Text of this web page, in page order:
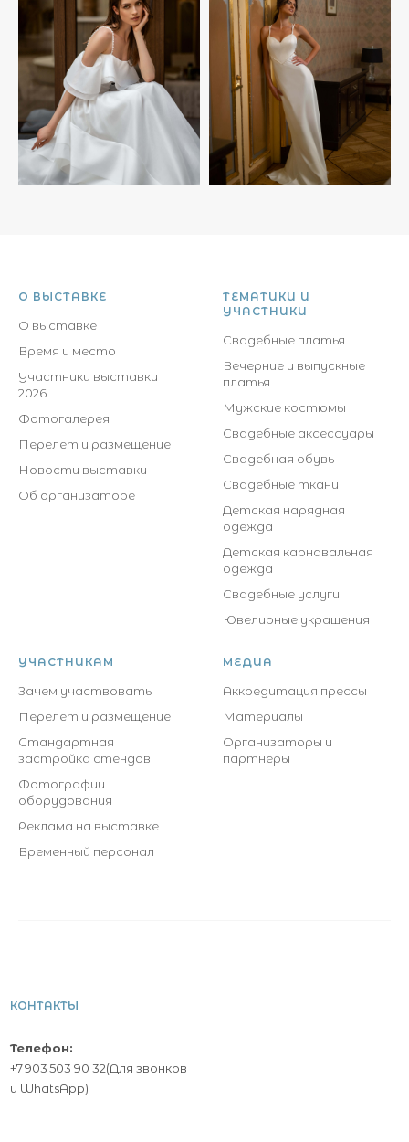
О ВЫСТАВКЕ
О выставке
Время и место
Участники выставки
2026
Фотогалерея
Перелет и размещение
Новости выставки
Об организаторе
ТЕМАТИКИ И
УЧАСТНИКИ
Свадебные платья
Вечерние и выпускные
платья
Мужские костюмы
Свадебные аксессуары
Свадебная обувь
Свадебные ткани
Детская нарядная
одежда
Детская карнавальная
одежда
Свадебные услуги
Ювелирные украшения
УЧАСТНИКАМ
Зачем участвовать
Перелет и размещение
Стандартная
застройка стендов
Фотографии
оборудования
Реклама на выставке
Временный персонал
МЕДИА
Аккредитация прессы
Материалы
Организаторы и
партнеры
КОНТАКТЫ
Телефон:
+7 903 503 90 32(Для звонков
и WhatsApp)